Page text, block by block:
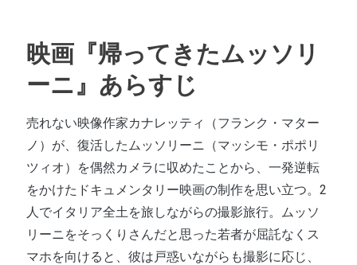
映画『帰ってきたムッソリ
ーニ』あらすじ
売れない映像作家カナレッティ（フランク・マター
ノ）が、復活したムッソリーニ（マッシモ・ポポリ
ツィオ）を偶然カメラに収めたことから、一発逆転
をかけたドキュメンタリー映画の制作を思い立つ。2
人でイタリア全土を旅しながらの撮影旅行。ムッソ
リーニをそっくりさんだと思った若者が屈託なくス
マホを向けると、彼は戸惑いながらも撮影に応じ、